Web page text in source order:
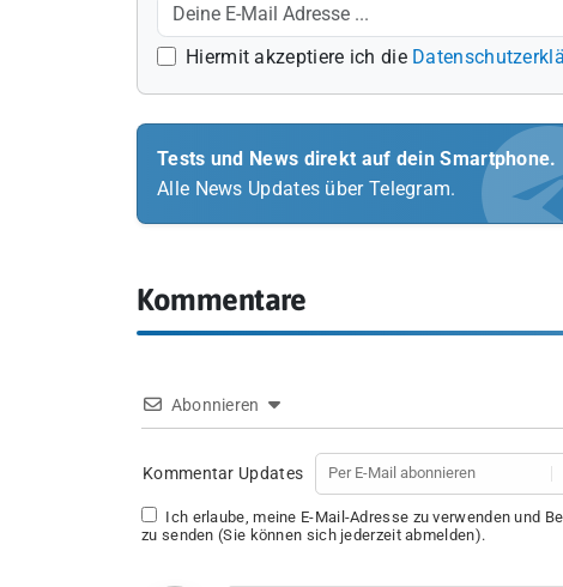
Hiermit akzeptiere ich die
Tests und News direkt auf dein Smartphone.
Alle News Updates über Telegram.
Kommentare
Abonnieren
Kommentar Updates
Ich erlaube, meine E-Mail-Adresse zu verwenden und
zu senden (Sie können sich jederzeit abmelden).